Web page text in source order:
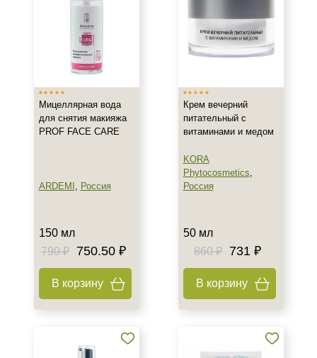
Мицеллярная вода
для снятия макияжа
PROF FACE CARE
ARDEMI , Россия
150 мл
790 ₽
750.50 ₽
В корзину
Крем вечерний
питательный с
витаминами и медом
KORA
Phytocosmetics,
Россия
50 мл
860 ₽
731 ₽
В корзину